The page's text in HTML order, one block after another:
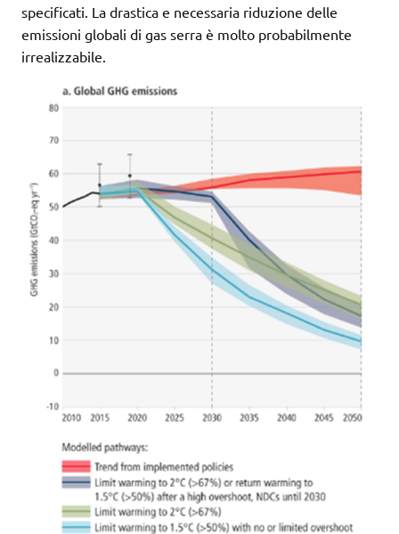
specificati. La drastica e necessaria riduzione delle
emissioni globali di gas serra è molto probabilmente
irrealizzabile.